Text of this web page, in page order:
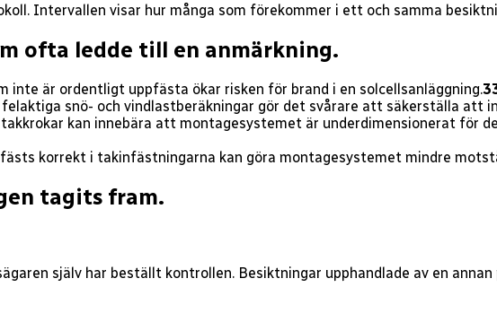
Intervallen visar hur många som förekommer i ett och samma
ofta ledde till en anmärkning.
inte är ordentligt uppfästa ökar risken för brand i en solcellsanläggning.
felaktiga snö- och vindlastberäkningar gör det svårare att säkerställa att
kan innebära att montagesystemet är underdimensionerat för
korrekt i takinfästningarna kan göra montagesystemet mindre
tagits fram.
själv har beställt kontrollen. Besiktningar upphandlade av en